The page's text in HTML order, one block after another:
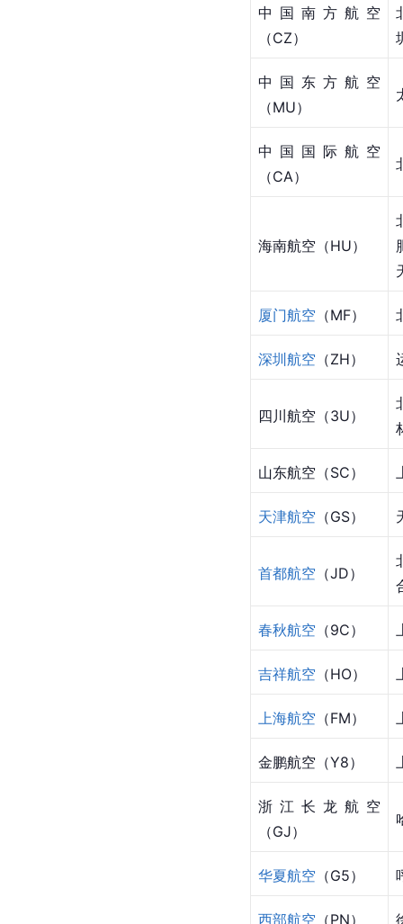
中国南方航空
（CZ）
中国东方航空
（MU）
中国国际航空
（CA）
海南航空（HU）
厦门航空 （MF）
深圳航空 （ZH）
四川航空（3U）
山东航空（SC）
天津航空 （GS）
首都航空 （JD）
春秋航空 （9C）
吉祥航空 （HO）
上海航空 （FM）
金鹏航空（Y8）
浙江长龙航空
（GJ）
华夏航空 （G5）
西部航空 （PN）